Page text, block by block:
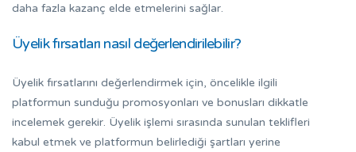
daha fazla kazanç elde etmelerini sağlar.
Üyelik fırsatları nasıl değerlendirilebilir?
Üyelik fırsatlarını değerlendirmek için, öncelikle ilgili
platformun sunduğu promosyonları ve bonusları dikkatle
incelemek gerekir. Üyelik işlemi sırasında sunulan teklifleri
kabul etmek ve platformun belirlediği şartları yerine